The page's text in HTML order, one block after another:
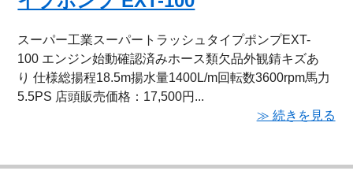
スーパー工業スーパートラッシュタイプポンプEXT-
100 エンジン始動確認済みホース類欠品外観錆キズあ
り 仕様総揚程18.5m揚水量1400L/m回転数3600rpm馬力
5.5PS 店頭販売価格：17,500円...
≫ 続きを見る